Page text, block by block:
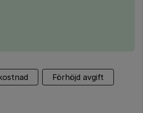
Förhöjd avgift